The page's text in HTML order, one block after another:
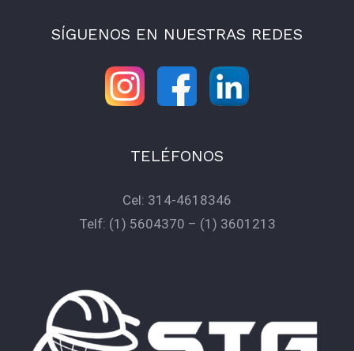
SÍGUENOS EN NUESTRAS REDES
TELÉFONOS
Cel: 314-4618346
Telf: (1) 5604370 – (1) 3601213